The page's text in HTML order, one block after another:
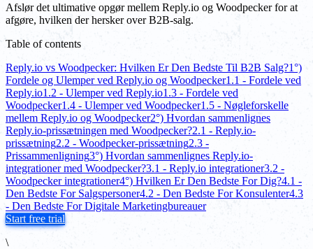
Afslør det ultimative opgør mellem Reply.io og Woodpecker for at
afgøre, hvilken der hersker over B2B-salg.
Table of contents
Reply.io vs Woodpecker: Hvilken Er Den Bedste Til B2B Salg?1°)
Fordele og Ulemper ved Reply.io og Woodpecker1.1 - Fordele ved
Reply.io1.2 - Ulemper ved Reply.io1.3 - Fordele ved
Woodpecker1.4 - Ulemper ved Woodpecker1.5 - Nøgleforskelle
mellem Reply.io og Woodpecker2°) Hvordan sammenlignes
Reply.io-prissætningen med Woodpecker?2.1 - Reply.io-
prissætning2.2 - Woodpecker-prissætning2.3 -
Prissammenligning3°) Hvordan sammenlignes Reply.io-
integrationer med Woodpecker?3.1 - Reply.io integrationer3.2 -
Woodpecker integrationer4°) Hvilken Er Den Bedste For Dig?4.1 -
Den Bedste For Salgspersoner4.2 - Den Bedste For Konsulenter4.3
- Den Bedste For Digitale Marketingbureauer
Start free trial
\